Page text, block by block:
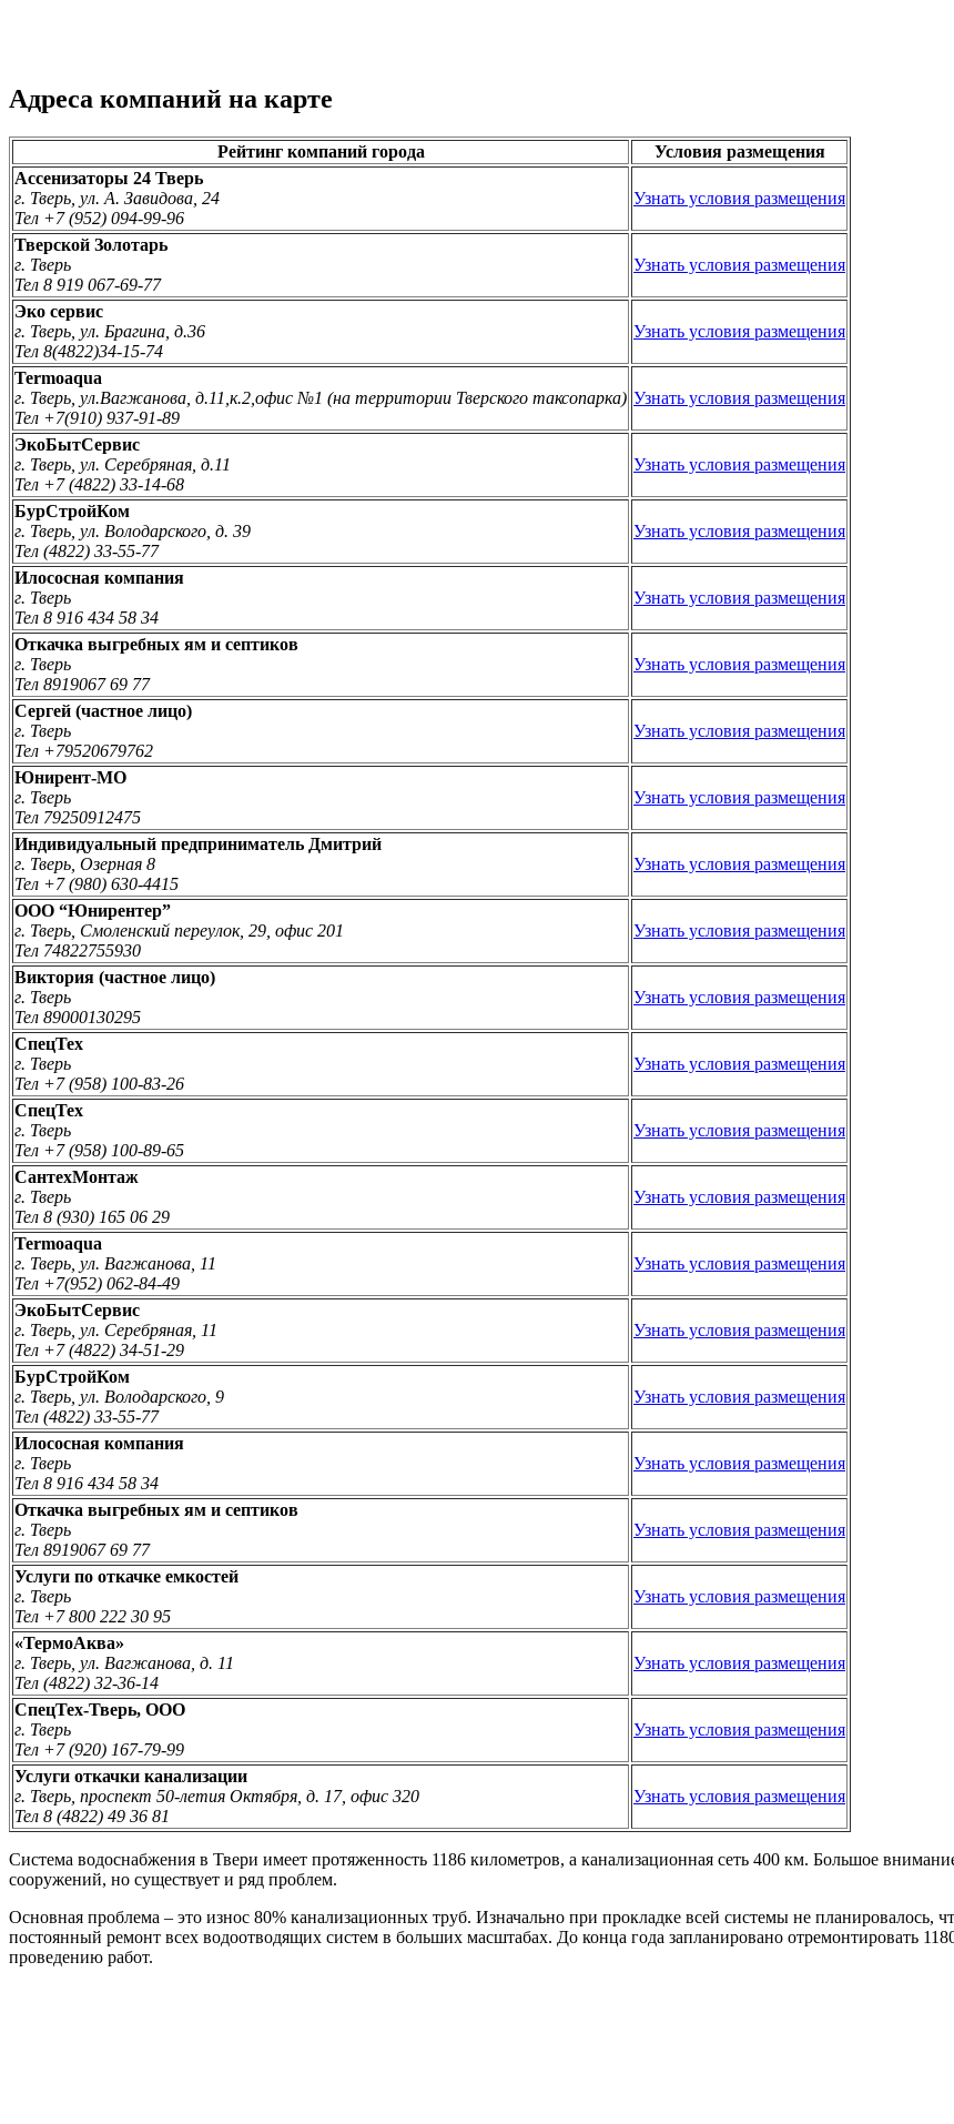
Адреса компаний на карте
Рейтинг компаний города
Условия размещения
Ассенизаторы 24 Тверь
г. Тверь, ул. А. Завидова, 24
Тел +7 (952) 094-99-96
Узнать условия размещения
Тверской Золотарь
г. Тверь
Тел 8 919 067-69-77
Узнать условия размещения
Эко сервис
г. Тверь, ул. Брагина, д.36
Тел 8(4822)34-15-74
Узнать условия размещения
Termoaqua
г. Тверь, ул.Вагжанова, д.11,к.2,офис №1 (на территории Тверского таксопарка)
Тел +7(910) 937-91-89
Узнать условия размещения
ЭкоБытСервис
г. Тверь, ул. Серебряная, д.11
Тел +7 (4822) 33-14-68
Узнать условия размещения
БурСтройКом
г. Тверь, ул. Володарского, д. 39
Тел (4822) 33-55-77
Узнать условия размещения
Илососная компания
г. Тверь
Тел 8 916 434 58 34
Узнать условия размещения
Откачка выгребных ям и септиков
г. Тверь
Тел 8919067 69 77
Узнать условия размещения
Сергей (частное лицо)
г. Тверь
Тел +79520679762
Узнать условия размещения
Юнирент-МО
г. Тверь
Тел 79250912475
Узнать условия размещения
Индивидуальный предприниматель Дмитрий
г. Тверь, Озерная 8
Тел +7 (980) 630-4415
Узнать условия размещения
OOO “Юнирентер”
г. Тверь, Смоленский переулок, 29, офис 201
Тел 74822755930
Узнать условия размещения
Виктория (частное лицо)
г. Тверь
Тел 89000130295
Узнать условия размещения
СпецТех
г. Тверь
Тел +7 (958) 100-83-26
Узнать условия размещения
СпецТех
г. Тверь
Тел +7 (958) 100-89-65
Узнать условия размещения
СантехМонтаж
г. Тверь
Тел 8 (930) 165 06 29
Узнать условия размещения
Termoaqua
г. Тверь, ул. Вагжанова, 11
Тел +7(952) 062-84-49
Узнать условия размещения
ЭкоБытСервис
г. Тверь, ул. Серебряная, 11
Тел +7 (4822) 34-51-29
Узнать условия размещения
БурСтройКом
г. Тверь, ул. Володарского, 9
Тел (4822) 33-55-77
Узнать условия размещения
Илососная компания
г. Тверь
Тел 8 916 434 58 34
Узнать условия размещения
Откачка выгребных ям и септиков
г. Тверь
Тел 8919067 69 77
Узнать условия размещения
Услуги по откачке емкостей
г. Тверь
Тел +7 800 222 30 95
Узнать условия размещения
«ТермоАква»
г. Тверь, ул. Вагжанова, д. 11
Тел (4822) 32-36-14
Узнать условия размещения
СпецТех-Тверь, ООО
г. Тверь
Тел +7 (920) 167-79-99
Узнать условия размещения
Услуги откачки канализации
г. Тверь, проспект 50-летия Октября, д. 17, офис 320
Тел 8 (4822) 49 36 81
Узнать условия размещения
Система водоснабжения в Твери имеет протяженность 1186 километров, а канализационная сеть 400 км. Большое
сооружений, но существует и ряд проблем.
Основная проблема – это износ 80% канализационных труб. Изначально при прокладке всей системы не планировалось,
постоянный ремонт всех водоотводящих систем в больших масштабах. До конца года запланировано отремонтировать
проведению работ.